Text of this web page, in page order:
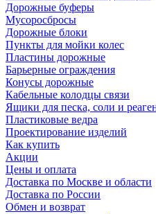
Дорожные буферы
Мусоросбросы
Дорожные блоки
Пункты для мойки колес
Пластины дорожные
Барьерные ограждения
Конусы дорожные
Кабельные колодцы связи
Ящики для песка, соли и
Пластиковые ведра
Проектирование изделий
Как купить
Акции
Цены и оплата
Доставка по Москве и области
Доставка по России
Обмен и возврат